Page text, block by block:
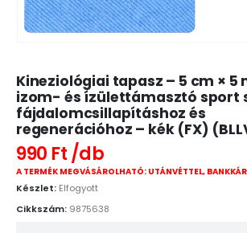
Kineziológiai tapasz – 5 cm × 5
izom- és ízülettámasztó sport
fájdalomcsillapításhoz és
regenerációhoz – kék (FX)
990 Ft
A TERMÉK MEGVÁSÁROLHATÓ: UTÁNVÉTTEL,
Készlet: Elfogyott
Cikkszám: 9875638